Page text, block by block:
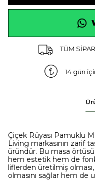
TÜM
14 gün
Çiçek Rüyası Pamuklu
Living markasının zarif
üründür. Bu masa
hem estetik hem de
liflerden üretilmiş
olmasını sağlar hem de